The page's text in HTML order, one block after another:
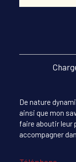
De nature
ainsi que mon
faire aboutir leur
accompagner